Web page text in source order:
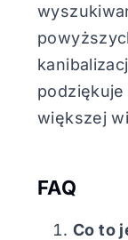
większej
FAQ
Co to